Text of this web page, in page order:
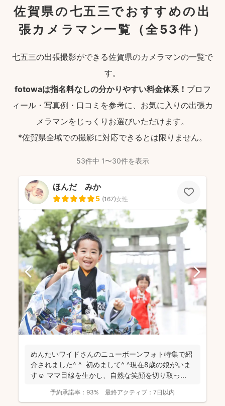
佐賀県の七五三でおすすめの出
張カメラマン一覧
（全53件）
七五三の出張撮影ができる佐賀県のカメラマンの一覧で
す。
fotowaは指名料なしの分かりやすい料金体系！ プロフ
ィール・写真例・口コミを参考に、お気に入りの出張カ
メラマンをじっくりお選びいただけます。
*佐賀県全域での撮影に対応できるとは限りません。
53件中 1〜30件を表示
ほんだ みか
5 (167)女性
めんたいワイドさんのニューボーンフォト特集で紹
介されました^ ^ 初めまして^ ^現在8歳の娘がいま
す☺︎ ママ目線を生かし、自然な笑顔を切り取っ...
予約承諾率： 93% 最終アクティブ： 7日以内